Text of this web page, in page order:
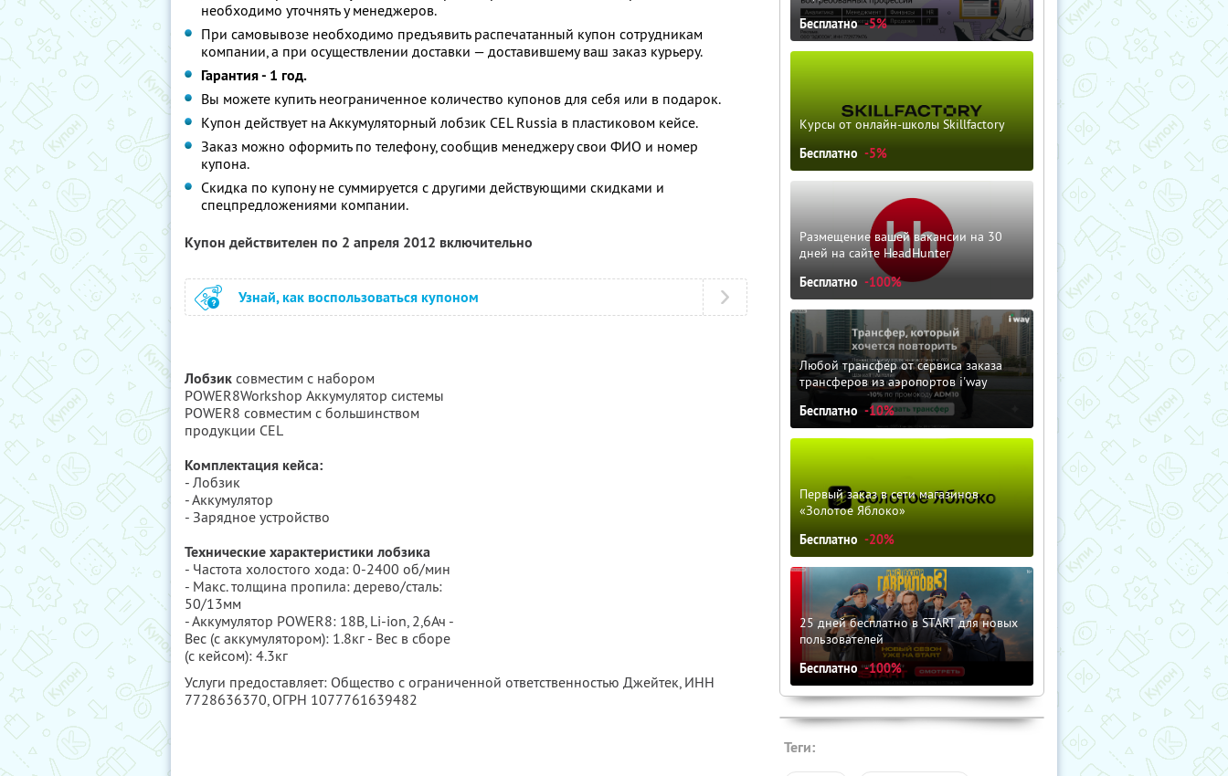
необходимо уточнять у менеджеров.
При самовывозе необходимо предъявить распечатанный купон сотрудникам
компании, а при осуществлении доставки — доставившему ваш заказ курьеру.
Гарантия - 1 год.
Вы можете купить неограниченное количество купонов для себя или в подарок.
Купон действует на Аккумуляторный лобзик CEL Russia в пластиковом кейсе.
Заказ можно оформить по телефону, сообщив менеджеру свои ФИО и номер
купона.
Скидка по купону не суммируется с другими действующими скидками и
спецпредложениями компании.
Купон действителен по 2 апреля 2012 включительно
Узнай, как воспользоваться купоном
Лобзик совместим с набором
POWER8Workshop Аккумулятор системы
POWER8 совместим с большинством
продукции CEL
Комплектация кейса:
- Лобзик
- Аккумулятор
- Зарядное устройство
Технические характеристики лобзика
- Частота холостого хода: 0-2400 об/мин
- Макс. толщина пропила: дерево/сталь:
50/13мм
- Аккумулятор POWER8: 18В, Li-ion, 2,6Ач -
Вес (с аккумулятором): 1.8кг - Вес в сборе
(с кейсом): 4.3кг
Услуги предоставляет: Общество с ограниченной ответственностью Джейтек, ИНН
7728636370, ОГРН 1077761639482
Бесплатно -5%
Курсы от онлайн-школы Skillfactory
Бесплатно -5%
Размещение вашей вакансии на 30
дней на сайте HeadHunter
Бесплатно -100%
Любой трансфер от сервиса заказа
трансферов из аэропортов i'way
Бесплатно -10%
Первый заказ в сети магазинов
«Золотое Яблоко»
Бесплатно -20%
25 дней бесплатно в START для новых
пользователей
Бесплатно -100%
Теги: